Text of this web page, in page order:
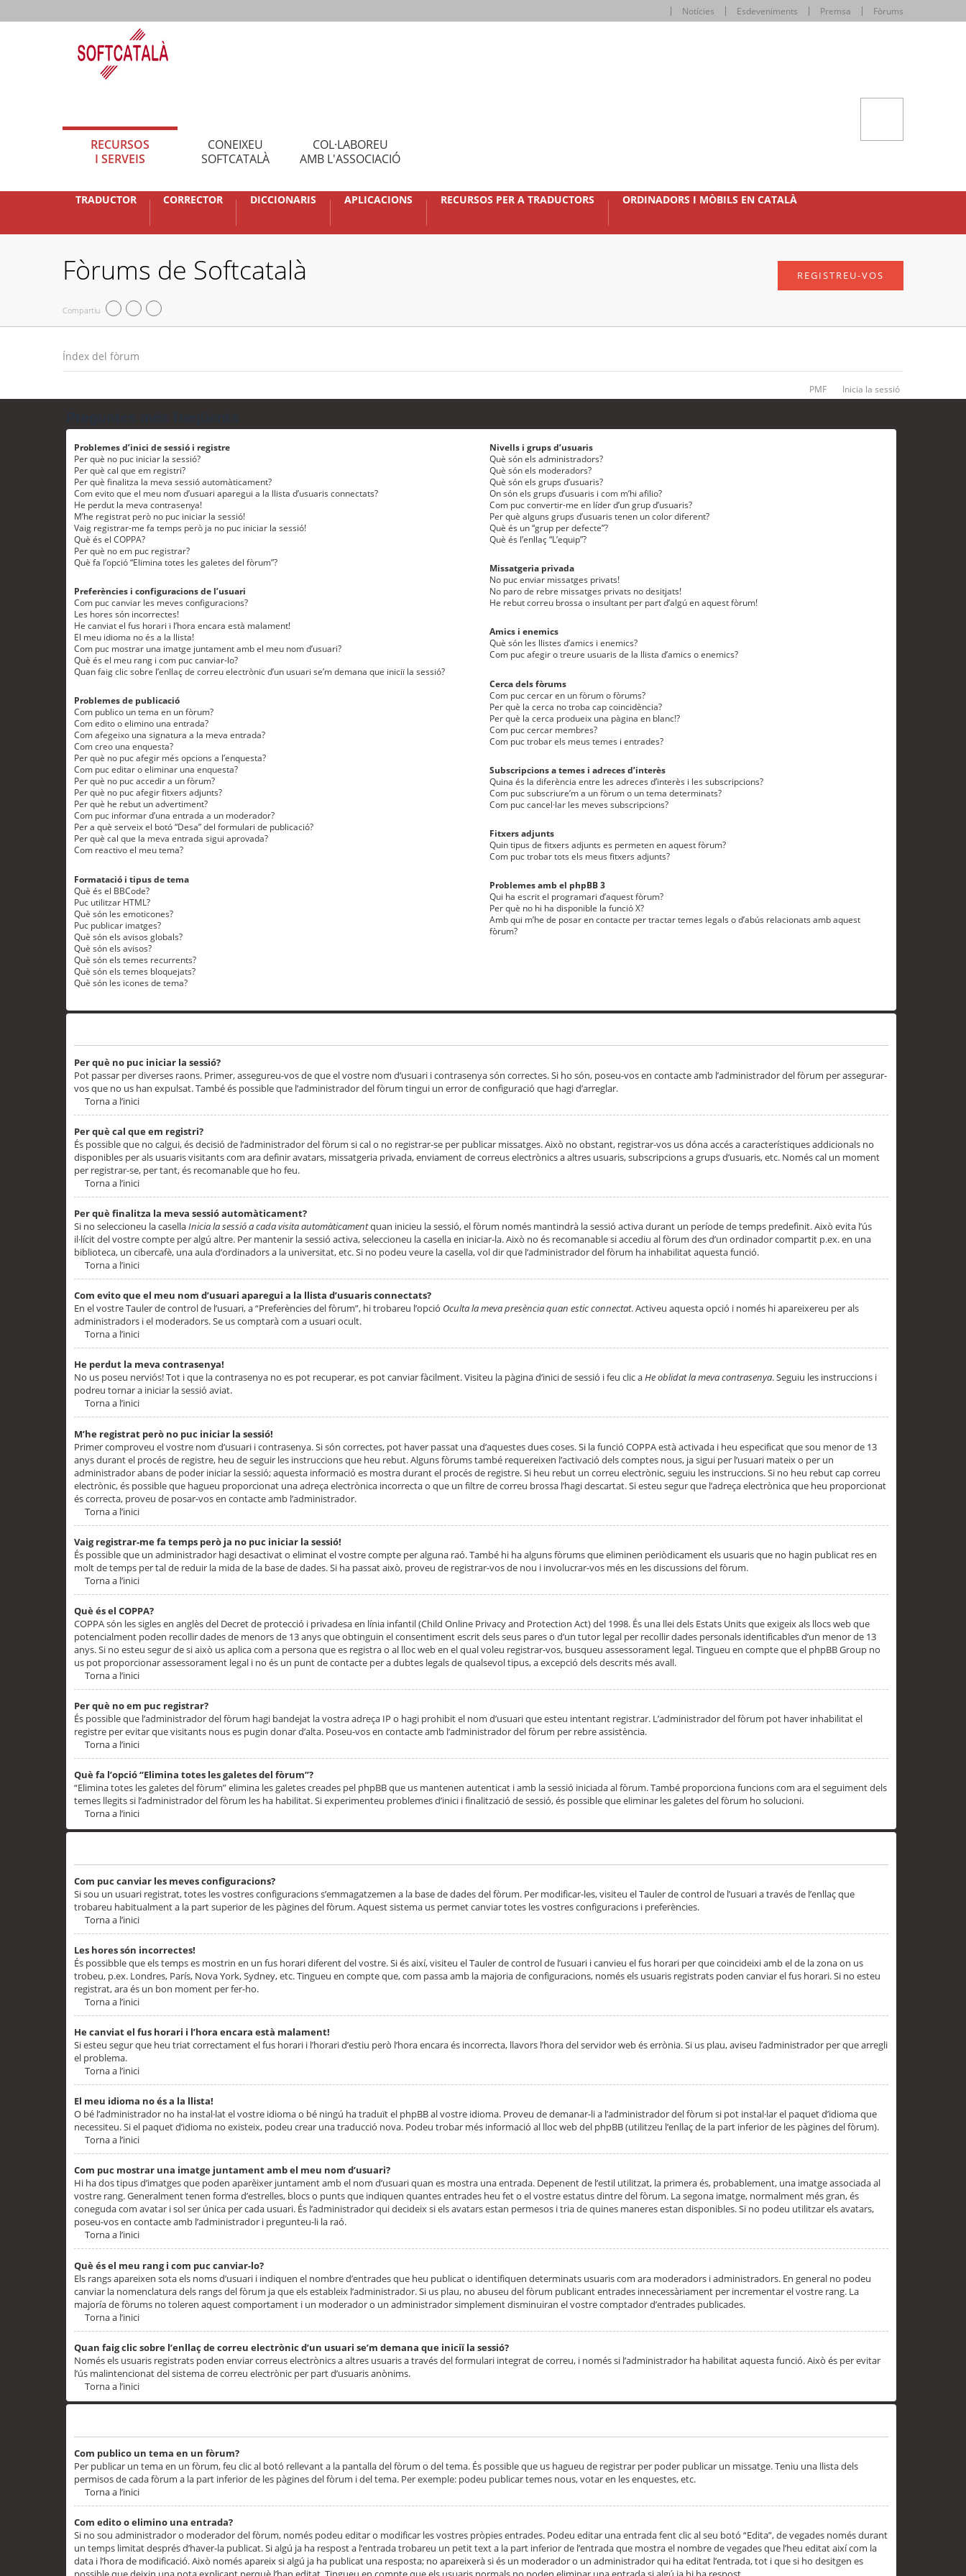
Notícies Esdeveniments Premsa Fòrums
RECURSOS
I SERVEIS
CONEIXEU
SOFTCATALÀ
COL·LABOREU
AMB L'ASSOCIACIÓ
TRADUCTOR CORRECTOR DICCIONARIS APLICACIONS RECURSOS PER A TRADUCTORS ORDINADORS I MÒBILS EN CATALÀ
Fòrums de Softcatalà
Compartiu
REGISTREU-VOS
Índex del fòrum
PMF Inicia la sessió
Problemes d’inici de sessió i registre
Per què no puc iniciar la sessió?
Per què cal que em registri?
Per què finalitza la meva sessió automàticament?
Com evito que el meu nom d’usuari aparegui a la llista d’usuaris connectats?
He perdut la meva contrasenya!
M’he registrat però no puc iniciar la sessió!
Vaig registrar-me fa temps però ja no puc iniciar la sessió!
Què és el COPPA?
Per què no em puc registrar?
Què fa l’opció “Elimina totes les galetes del fòrum”?
Preferències i configuracions de l’usuari
Com puc canviar les meves configuracions?
Les hores són incorrectes!
He canviat el fus horari i l’hora encara està malament!
El meu idioma no és a la llista!
Com puc mostrar una imatge juntament amb el meu nom d’usuari?
Què és el meu rang i com puc canviar-lo?
Quan faig clic sobre l’enllaç de correu electrònic d’un usuari se’m demana que iniciï la sessió?
Problemes de publicació
Com publico un tema en un fòrum?
Com edito o elimino una entrada?
Com afegeixo una signatura a la meva entrada?
Com creo una enquesta?
Per què no puc afegir més opcions a l’enquesta?
Com puc editar o eliminar una enquesta?
Per què no puc accedir a un fòrum?
Per què no puc afegir fitxers adjunts?
Per què he rebut un advertiment?
Com puc informar d’una entrada a un moderador?
Per a què serveix el botó “Desa” del formulari de publicació?
Per què cal que la meva entrada sigui aprovada?
Com reactivo el meu tema?
Formatació i tipus de tema
Què és el BBCode?
Puc utilitzar HTML?
Què són les emoticones?
Puc publicar imatges?
Què són els avisos globals?
Què són els avisos?
Què són els temes recurrents?
Què són els temes bloquejats?
Què són les icones de tema?
Nivells i grups d’usuaris
Què són els administradors?
Què són els moderadors?
Què són els grups d’usuaris?
On són els grups d’usuaris i com m’hi afilio?
Com puc convertir-me en líder d’un grup d’usuaris?
Per què alguns grups d’usuaris tenen un color diferent?
Què és un “grup per defecte”?
Què és l’enllaç “L’equip”?
Missatgeria privada
No puc enviar missatges privats!
No paro de rebre missatges privats no desitjats!
He rebut correu brossa o insultant per part d’algú en aquest fòrum!
Amics i enemics
Què són les llistes d’amics i enemics?
Com puc afegir o treure usuaris de la llista d’amics o enemics?
Cerca dels fòrums
Com puc cercar en un fòrum o fòrums?
Per què la cerca no troba cap coincidència?
Per què la cerca produeix una pàgina en blanc!?
Com puc cercar membres?
Com puc trobar els meus temes i entrades?
Subscripcions a temes i adreces d’interès
Quina és la diferència entre les adreces d’interès i les subscripcions?
Com puc subscriure’m a un fòrum o un tema determinats?
Com puc cancel·lar les meves subscripcions?
Fitxers adjunts
Quin tipus de fitxers adjunts es permeten en aquest fòrum?
Com puc trobar tots els meus fitxers adjunts?
Problemes amb el phpBB 3
Qui ha escrit el programari d’aquest fòrum?
Per què no hi ha disponible la funció X?
Amb qui m’he de posar en contacte per tractar temes legals o d’abús relacionats amb aquest
fòrum?
Per què no puc iniciar la sessió?
Pot passar per diverses raons. Primer, assegureu-vos de que el vostre nom d’usuari i contrasenya són correctes. Si ho són, poseu-vos en contacte amb l’administrador del fòrum per assegurar-
vos que no us han expulsat. També és possible que l’administrador del fòrum tingui un error de configuració que hagi d’arreglar.
Torna a l’inici
Per què cal que em registri?
És possible que no calgui, és decisió de l’administrador del fòrum si cal o no registrar-se per publicar missatges. Això no obstant, registrar-vos us dóna accés a característiques addicionals no
disponibles per als usuaris visitants com ara definir avatars, missatgeria privada, enviament de correus electrònics a altres usuaris, subscripcions a grups d’usuaris, etc. Només cal un moment
per registrar-se, per tant, és recomanable que ho feu.
Torna a l’inici
Per què finalitza la meva sessió automàticament?
Si no seleccioneu la casellaInicia la sessió a cada visita automàticamentquan inicieu la sessió, el fòrum només mantindrà la sessió activa durant un període de temps predefinit. Això evita l’ús
il·lícit del vostre compte per algú altre. Per mantenir la sessió activa, seleccioneu la casella en iniciar-la. Això no és recomanable si accediu al fòrum des d’un ordinador compartit p.ex. en una
biblioteca, un cibercafè, una aula d’ordinadors a la universitat, etc. Si no podeu veure la casella, vol dir que l’administrador del fòrum ha inhabilitat aquesta funció.
Torna a l’inici
Com evito que el meu nom d’usuari aparegui a la llista d’usuaris connectats?
En el vostre Tauler de control de l’usuari, a “Preferències del fòrum”, hi trobareu l’opció Oculta la meva presència quan estic connectat. Activeu aquesta opció i només hi apareixereu per als
administradors i el moderadors. Se us comptarà com a usuari ocult.
Torna a l’inici
He perdut la meva contrasenya!
No us poseu nerviós! Tot i que la contrasenya no es pot recuperar, es pot canviar fàcilment. Visiteu la pàgina d’inici de sessió i feu clic aHe oblidat la meva contrasenya. Seguiu les instruccions i
podreu tornar a iniciar la sessió aviat.
Torna a l’inici
M’he registrat però no puc iniciar la sessió!
Primer comproveu el vostre nom d’usuari i contrasenya. Si són correctes, pot haver passat una d’aquestes dues coses. Si la funció COPPA està activada i heu especificat que sou menor de 13
anys durant el procés de registre, heu de seguir les instruccions que heu rebut. Alguns fòrums també requereixen l’activació dels comptes nous, ja sigui per l’usuari mateix o per un
administrador abans de poder iniciar la sessió; aquesta informació es mostra durant el procés de registre. Si heu rebut un correu electrònic, seguiu les instruccions. Si no heu rebut cap correu
electrònic, és possible que hagueu proporcionat una adreça electrònica incorrecta o que un filtre de correu brossa l’hagi descartat. Si esteu segur que l’adreça electrònica que heu proporcionat
és correcta, proveu de posar-vos en contacte amb l’administrador.
Torna a l’inici
Vaig registrar-me fa temps però ja no puc iniciar la sessió!
És possible que un administrador hagi desactivat o eliminat el vostre compte per alguna raó. També hi ha alguns fòrums que eliminen periòdicament els usuaris que no hagin publicat res en
molt de temps per tal de reduir la mida de la base de dades. Si ha passat això, proveu de registrar-vos de nou i involucrar-vos més en les discussions del fòrum.
Torna a l’inici
Què és el COPPA?
COPPA són les sigles en anglès del Decret de protecció i privadesa en línia infantil (Child Online Privacy and Protection Act) del 1998. És una llei dels Estats Units que exigeix als llocs web que
potencialment poden recollir dades de menors de 13 anys que obtinguin el consentiment escrit dels seus pares o d’un tutor legal per recollir dades personals identificables d’un menor de 13
anys. Si no esteu segur de si això us aplica com a persona que es registra o al lloc web en el qual voleu registrar-vos, busqueu assessorament legal. Tingueu en compte que el phpBB Group no
us pot proporcionar assessorament legal i no és un punt de contacte per a dubtes legals de qualsevol tipus, a excepció dels descrits més avall.
Torna a l’inici
Per què no em puc registrar?
És possible que l’administrador del fòrum hagi bandejat la vostra adreça IP o hagi prohibit el nom d’usuari que esteu intentant registrar. L’administrador del fòrum pot haver inhabilitat el
registre per evitar que visitants nous es pugin donar d’alta. Poseu-vos en contacte amb l’administrador del fòrum per rebre assistència.
Torna a l’inici
Què fa l’opció “Elimina totes les galetes del fòrum”?
“Elimina totes les galetes del fòrum” elimina les galetes creades pel phpBB que us mantenen autenticat i amb la sessió iniciada al fòrum. També proporciona funcions com ara el seguiment dels
temes llegits si l’administrador del fòrum les ha habilitat. Si experimenteu problemes d’inici i finalització de sessió, és possible que eliminar les galetes del fòrum ho solucioni.
Torna a l’inici
Com puc canviar les meves configuracions?
Si sou un usuari registrat, totes les vostres configuracions s’emmagatzemen a la base de dades del fòrum. Per modificar-les, visiteu el Tauler de control de l’usuari a través de l’enllaç que
trobareu habitualment a la part superior de les pàgines del fòrum. Aquest sistema us permet canviar totes les vostres configuracions i preferències.
Torna a l’inici
Les hores són incorrectes!
És possibble que els temps es mostrin en un fus horari diferent del vostre. Si és així, visiteu el Tauler de control de l’usuari i canvieu el fus horari per que coincideixi amb el de la zona on us
trobeu, p.ex. Londres, París, Nova York, Sydney, etc. Tingueu en compte que, com passa amb la majoria de configuracions, només els usuaris registrats poden canviar el fus horari. Si no esteu
registrat, ara és un bon moment per fer-ho.
Torna a l’inici
He canviat el fus horari i l’hora encara està malament!
Si esteu segur que heu triat correctament el fus horari i l’horari d’estiu però l’hora encara és incorrecta, llavors l’hora del servidor web és errònia. Si us plau, aviseu l’administrador per que arregli
el problema.
Torna a l’inici
El meu idioma no és a la llista!
O bé l’administrador no ha instal·lat el vostre idioma o bé ningú ha traduït el phpBB al vostre idioma. Proveu de demanar-li a l’administrador del fòrum si pot instal·lar el paquet d’idioma que
necessiteu. Si el paquet d’idioma no existeix, podeu crear una traducció nova. Podeu trobar més informació al lloc web del phpBB (utilitzeu l’enllaç de la part inferior de les pàgines del fòrum).
Torna a l’inici
Com puc mostrar una imatge juntament amb el meu nom d’usuari?
Hi ha dos tipus d’imatges que poden aparèixer juntament amb el nom d’usuari quan es mostra una entrada. Depenent de l’estil utilitzat, la primera és, probablement, una imatge associada al
vostre rang. Generalment tenen forma d’estrelles, blocs o punts que indiquen quantes entrades heu fet o el vostre estatus dintre del fòrum. La segona imatge, normalment més gran, és
coneguda com avatar i sol ser única per cada usuari. És l’administrador qui decideix si els avatars estan permesos i tria de quines maneres estan disponibles. Si no podeu utilitzar els avatars,
poseu-vos en contacte amb l’administrador i pregunteu-li la raó.
Torna a l’inici
Què és el meu rang i com puc canviar-lo?
Els rangs apareixen sota els noms d’usuari i indiquen el nombre d’entrades que heu publicat o identifiquen determinats usuaris com ara moderadors i administradors. En general no podeu
canviar la nomenclatura dels rangs del fòrum ja que els estableix l’administrador. Si us plau, no abuseu del fòrum publicant entrades innecessàriament per incrementar el vostre rang. La
majoría de fòrums no toleren aquest comportament i un moderador o un administrador simplement disminuiran el vostre comptador d’entrades publicades.
Torna a l’inici
Quan faig clic sobre l’enllaç de correu electrònic d’un usuari se’m demana que iniciï la sessió?
Només els usuaris registrats poden enviar correus electrònics a altres usuaris a través del formulari integrat de correu, i només si l’administrador ha habilitat aquesta funció. Això és per evitar
l’ús malintencionat del sistema de correu electrònic per part d’usuaris anònims.
Torna a l’inici
Com publico un tema en un fòrum?
Per publicar un tema en un fòrum, feu clic al botó rellevant a la pantalla del fòrum o del tema. És possible que us hagueu de registrar per poder publicar un missatge. Teniu una llista dels
permisos de cada fòrum a la part inferior de les pàgines del fòrum i del tema. Per exemple: podeu publicar temes nous, votar en les enquestes, etc.
Torna a l’inici
Com edito o elimino una entrada?
Si no sou administrador o moderador del fòrum, només podeu editar o modificar les vostres pròpies entrades. Podeu editar una entrada fent clic al seu botó “Edita”, de vegades només durant
un temps limitat després d’haver-la publicat. Si algú ja ha respost a l’entrada trobareu un petit text a la part inferior de l’entrada que mostra el nombre de vegades que l’heu editat així com la
data i l’hora de modificació. Això només apareix si algú ja ha publicat una resposta; no apareixerà si és un moderador o un administrador qui ha editat l’entrada, tot i que si ho desitgen es